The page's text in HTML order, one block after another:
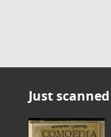
Just scanned